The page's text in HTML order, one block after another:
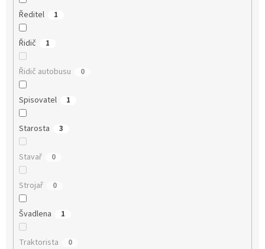
Ředitel 1
Řidič 1
Řidič autobusu 0
Spisovatel 1
Starosta 3
Stavař 0
Strojař 0
Švadlena 1
Traktorista 0